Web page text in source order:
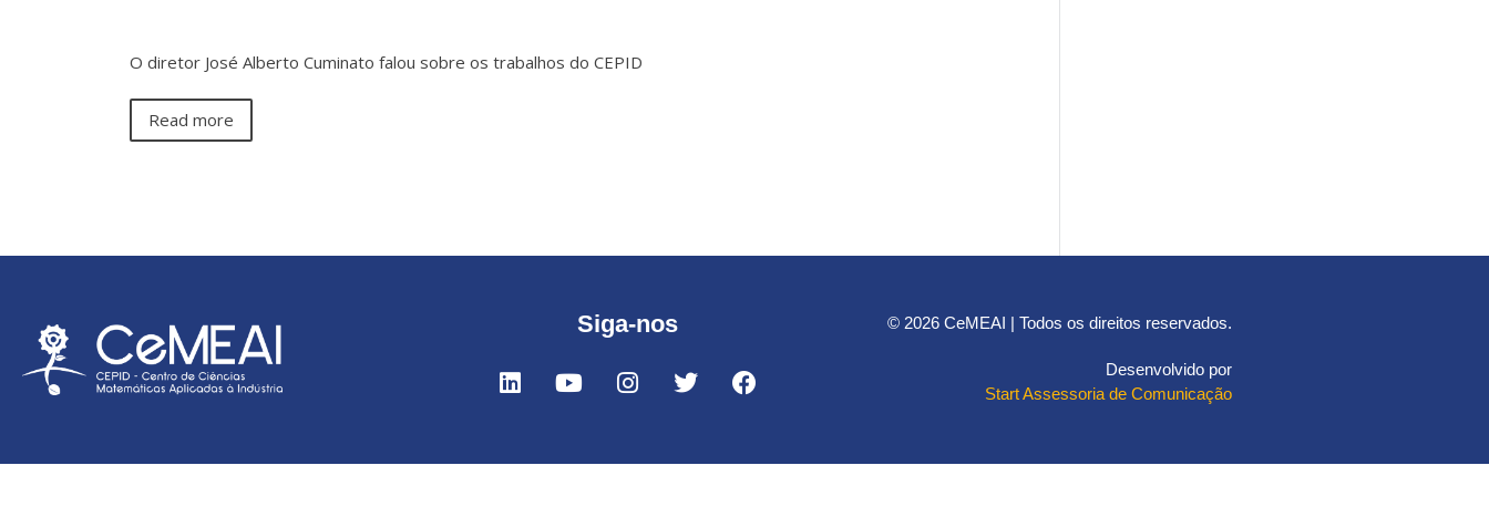
O diretor José Alberto Cuminato falou sobre os trabalhos do CEPID
Read more
Siga-nos © 2026 CeMEAI | Todos os direitos reservados.
Desenvolvido por
Start Assessoria de Comunicação